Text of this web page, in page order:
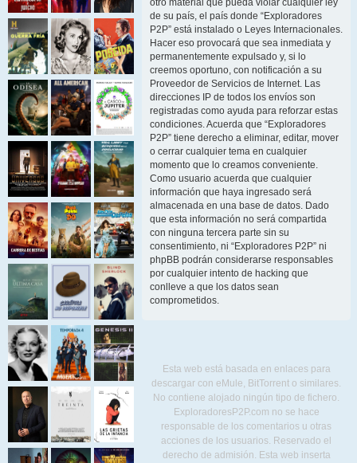
otro material que pueda violar cualquier ley
de su país, el país donde “Exploradores
P2P” está instalado o Leyes Internacionales.
Hacer eso provocará que sea inmediata y
permanentemente expulsado y, si lo
creemos oportuno, con notificación a su
Proveedor de Servicios de Internet. Las
direcciones IP de todos los envíos son
registradas como ayuda para reforzar estas
condiciones. Acuerda que “Exploradores
P2P” tiene derecho a eliminar, editar, mover
o cerrar cualquier tema en cualquier
momento que lo creamos conveniente.
Como usuario acuerda que cualquier
información que haya ingresado será
almacenada en una base de datos. Dado
que esta información no será compartida
con ninguna tercera parte sin su
consentimiento, ni “Exploradores P2P” ni
phpBB podrán considerarse responsables
por cualquier intento de hacking que
conlleve a que los datos sean
comprometidos.
Esta web está basada en enlaces para
descargar con eMule, BitTorrent o similares.
No contiene alojado ningún tipo de fichero.
ExploradoresP2P.com no se hace
responsable de los comentarios u otras
acciones de los usuarios. Reservado el
derecho de admisión. Esta web inserta